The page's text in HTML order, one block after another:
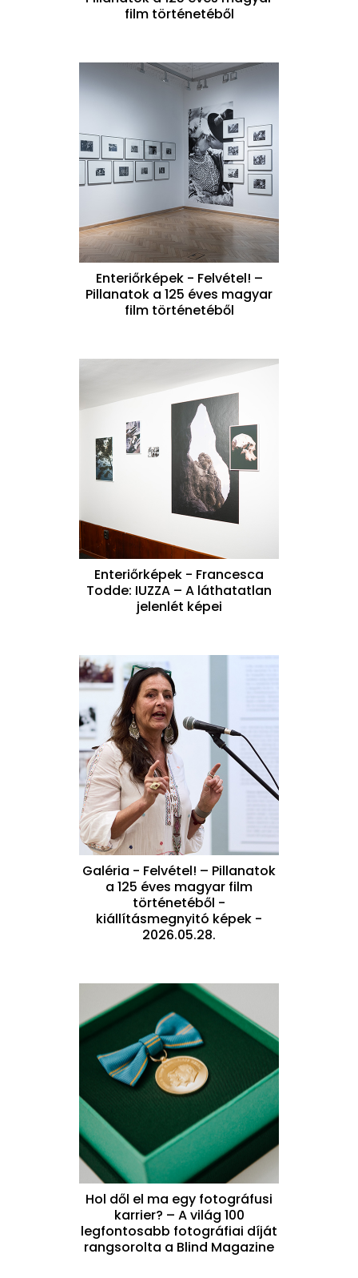
film történetéből
Enteriőrképek - Felvétel! –
Pillanatok a 125 éves magyar
film történetéből
Enteriőrképek - Francesca
Todde: IUZZA – A láthatatlan
jelenlét képei
Galéria - Felvétel! – Pillanatok
a 125 éves magyar film
történetéből -
kiállításmegnyitó képek -
2026.05.28.
Hol dől el ma egy fotográfusi
karrier? – A világ 100
legfontosabb fotográfiai díját
rangsorolta a Blind Magazine